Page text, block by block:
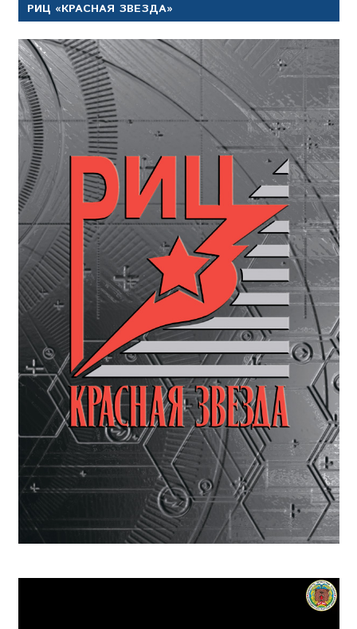
РИЦ «КРАСНАЯ ЗВЕЗДА»